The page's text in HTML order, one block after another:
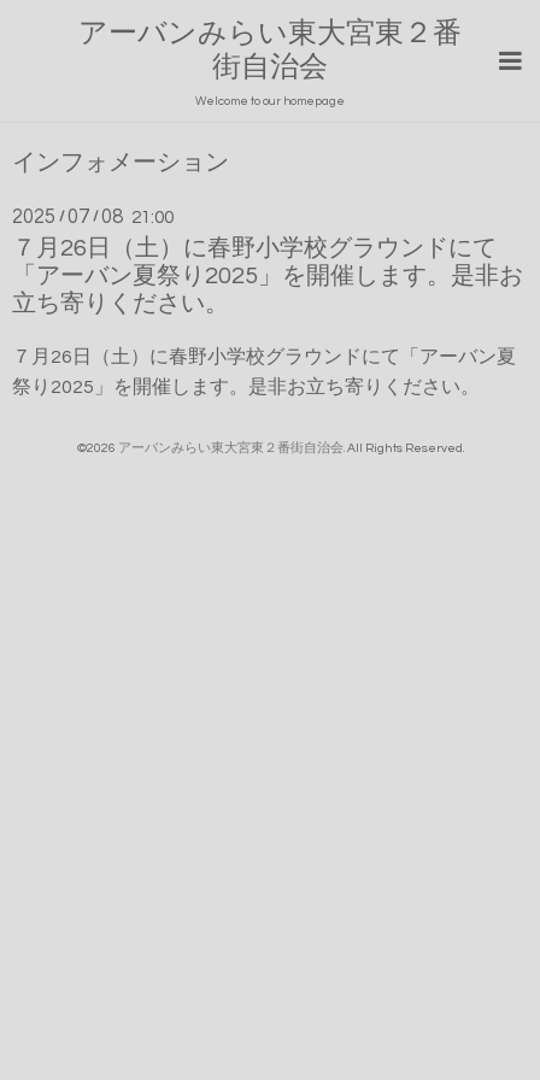
アーバンみらい東大宮東２番
街自治会
Welcome to our homepage
インフォメーション
2025 /07 /08 21:00
７月26日（土）に春野小学校グラウンドにて
「アーバン夏祭り2025」を開催します。是非お
立ち寄りください。
７月26日（土）に春野小学校グラウンドにて「アーバン夏
祭り2025」を開催します。是非お立ち寄りください。
©2026 アーバンみらい東大宮東２番街自治会 . All Rights Reserved.